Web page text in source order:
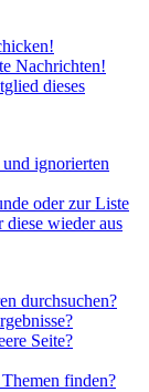
Nachrichten!
dieses
ignorierten
oder zur Liste
wieder aus
durchsuchen?
Seite?
finden?